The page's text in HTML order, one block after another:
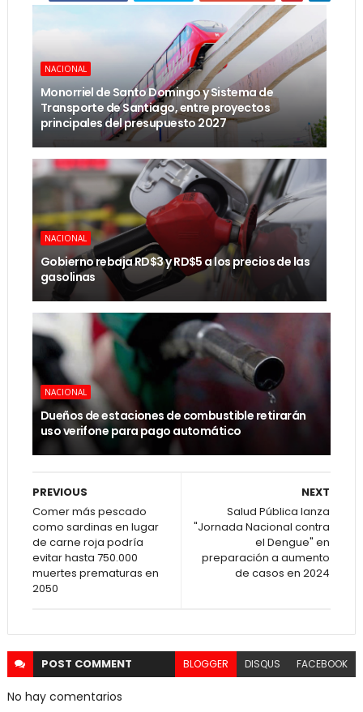
NACIONAL
Monorriel de Santo Domingo y Sistema de
Transporte de Santiago, entre proyectos
principales del presupuesto 2027
NACIONAL
Gobierno rebaja RD$3 y RD$5 a los precios de las
gasolinas
NACIONAL
Dueños de estaciones de combustible retirarán
uso verifone para pago automático
NEXT
Salud Pública lanza
"Jornada Nacional contra
el Dengue" en
preparación a aumento
de casos en 2024
PREVIOUS
Comer más pescado
como sardinas en lugar
de carne roja podría
evitar hasta 750.000
muertes prematuras en
2050
POST COMMENT BLOGGER DISQUS FACEBOOK
No hay comentarios